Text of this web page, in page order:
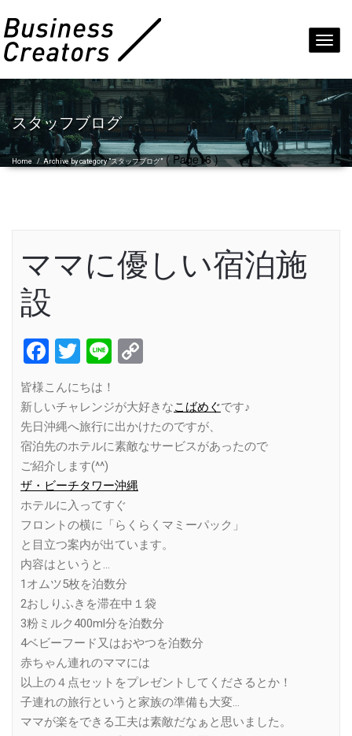
スタッフブログ
Home /Archive by category "スタッフブログ"( Page16 )
ママに優しい宿泊施
設
Facebook
Twitter
Line
皆様こんにちは！
新しいチャレンジが大好きなこばめぐです♪
先日沖縄へ旅行に出かけたのですが、
宿泊先のホテルに素敵なサービスがあったので
ご紹介します(^^)
ザ・ビーチタワー沖縄
ホテルに入ってすぐ
フロントの横に「らくらくマミーパック」
と目立つ案内が出ています。
内容はというと…
1オムツ5枚を泊数分
2おしりふきを滞在中１袋
3粉ミルク400ml分を泊数分
4ベビーフード又はおやつを泊数分
赤ちゃん連れのママには
以上の４点セットをプレゼントしてくださるとか！
子連れの旅行というと家族の準備も大変…
ママが楽をできる工夫は素敵だなぁと思いました。